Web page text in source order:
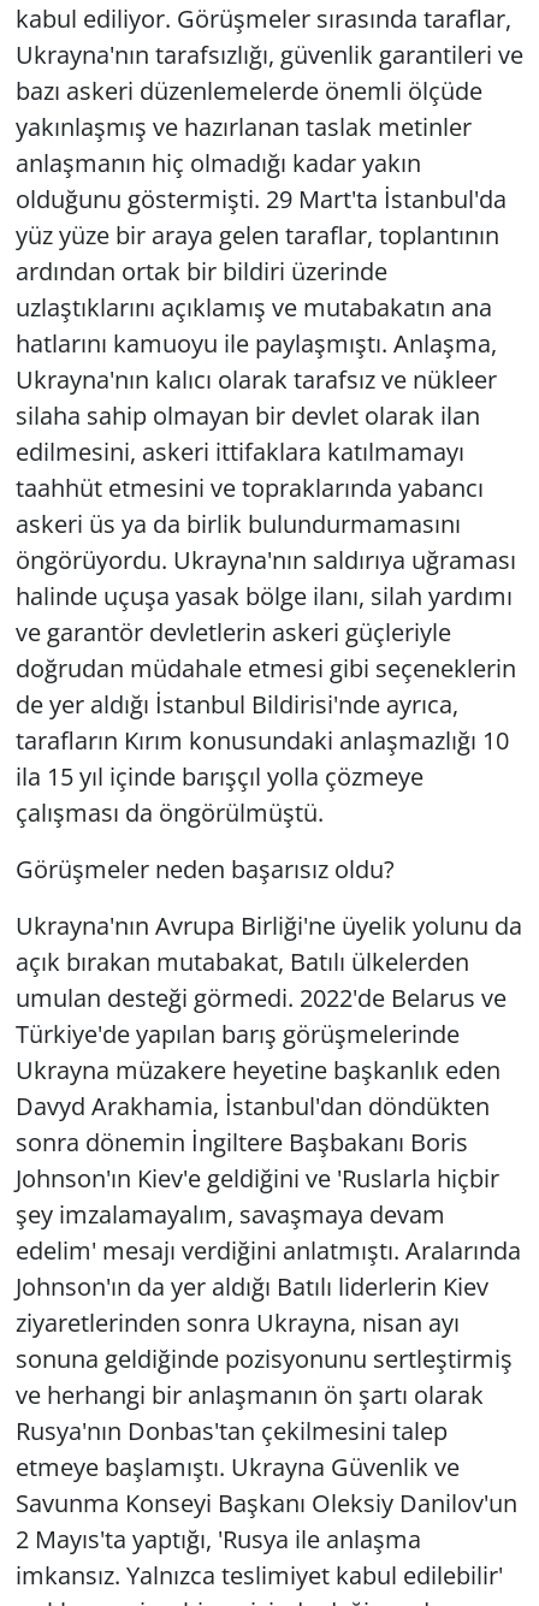
kabul ediliyor. Görüşmeler sırasında taraflar,
Ukrayna'nın tarafsızlığı, güvenlik garantileri ve
bazı askeri düzenlemelerde önemli ölçüde
yakınlaşmış ve hazırlanan taslak metinler
anlaşmanın hiç olmadığı kadar yakın
olduğunu göstermişti. 29 Mart'ta İstanbul'da
yüz yüze bir araya gelen taraflar, toplantının
ardından ortak bir bildiri üzerinde
uzlaştıklarını açıklamış ve mutabakatın ana
hatlarını kamuoyu ile paylaşmıştı. Anlaşma,
Ukrayna'nın kalıcı olarak tarafsız ve nükleer
silaha sahip olmayan bir devlet olarak ilan
edilmesini, askeri ittifaklara katılmamayı
taahhüt etmesini ve topraklarında yabancı
askeri üs ya da birlik bulundurmamasını
öngörüyordu. Ukrayna'nın saldırıya uğraması
halinde uçuşa yasak bölge ilanı, silah yardımı
ve garantör devletlerin askeri güçleriyle
doğrudan müdahale etmesi gibi seçeneklerin
de yer aldığı İstanbul Bildirisi'nde ayrıca,
tarafların Kırım konusundaki anlaşmazlığı 10
ila 15 yıl içinde barışçıl yolla çözmeye
çalışması da öngörülmüştü.
Görüşmeler neden başarısız oldu?
Ukrayna'nın Avrupa Birliği'ne üyelik yolunu da
açık bırakan mutabakat, Batılı ülkelerden
umulan desteği görmedi. 2022'de Belarus ve
Türkiye'de yapılan barış görüşmelerinde
Ukrayna müzakere heyetine başkanlık eden
Davyd Arakhamia, İstanbul'dan döndükten
sonra dönemin İngiltere Başbakanı Boris
Johnson'ın Kiev'e geldiğini ve 'Ruslarla hiçbir
şey imzalamayalım, savaşmaya devam
edelim' mesajı verdiğini anlatmıştı. Aralarında
Johnson'ın da yer aldığı Batılı liderlerin Kiev
ziyaretlerinden sonra Ukrayna, nisan ayı
sonuna geldiğinde pozisyonunu sertleştirmiş
ve herhangi bir anlaşmanın ön şartı olarak
Rusya'nın Donbas'tan çekilmesini talep
etmeye başlamıştı. Ukrayna Güvenlik ve
Savunma Konseyi Başkanı Oleksiy Danilov'un
2 Mayıs'ta yaptığı, 'Rusya ile anlaşma
imkansız. Yalnızca teslimiyet kabul edilebilir'